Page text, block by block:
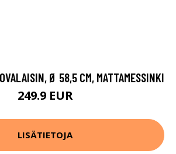
Ø 58,5 CM, MATTAMESSINKI
249.9 EUR
LISÄTIETOJA